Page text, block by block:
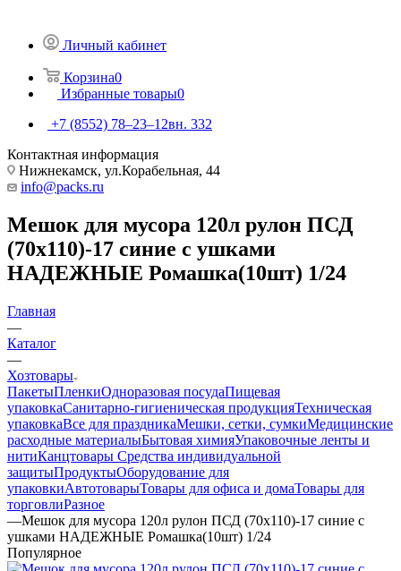
Личный кабинет
Корзина0
Избранные товары0
+7 (8552) 78‒23‒12вн. 332
Контактная информация
Нижнекамск, ​ул.Корабельная, 44
info@packs.ru
Мешок для мусора 120л рулон ПСД
(70х110)-17 синие с ушками
НАДЕЖНЫЕ Ромашка(10шт) 1/24
Главная
—
Каталог
—
Хозтовары
ПакетыПленкиОдноразовая посудаПищевая
упаковкаСанитарно-гигиеническая продукцияТехническая
упаковкаВсе для праздникаМешки, сетки, сумкиМедицинские
расходные материалыБытовая химияУпаковочные ленты и
нитиКанцтовары Средства индивидуальной
защитыПродуктыОборудование для
упаковкиАвтотоварыТовары для офиса и домаТовары для
торговлиРазное
—Мешок для мусора 120л рулон ПСД (70х110)-17 синие с
ушками НАДЕЖНЫЕ Ромашка(10шт) 1/24
Популярное